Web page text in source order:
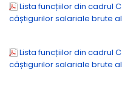
Lista funcțiilor din cadrul
câștigurilor salariale brute
Lista funcțiilor din cadrul
câștigurilor salariale brute